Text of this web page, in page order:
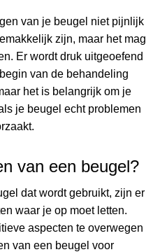
van je beugel niet pijnlijk
zijn, maar het mag
Er wordt druk uitgeoefend
van de behandeling
het is belangrijk om je
je beugel echt problemen
van een beugel?
dat wordt gebruikt, zijn er
waar je op moet letten.
aspecten te overwegen
van een beugel voor